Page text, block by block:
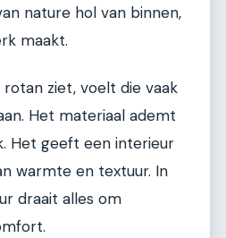
nature hol van binnen,
maakt.
ziet, voelt die vaak
Het materiaal ademt
Het geeft een interieur
warmte en textuur. In
draait alles om